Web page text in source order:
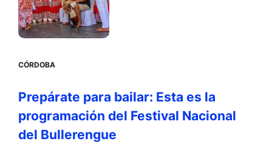
CÓRDOBA
Prepárate para bailar: Esta es la
programación del Festival Nacional
del Bullerengue